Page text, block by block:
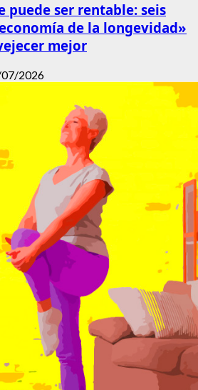
puede ser rentable: seis
de la longevidad»
mejor
2026